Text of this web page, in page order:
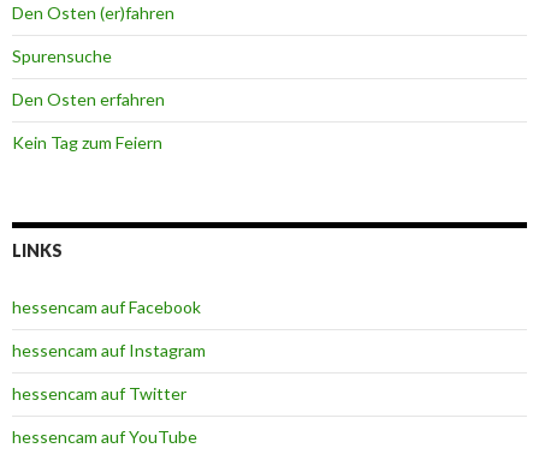
Den Osten (er)fahren
Spurensuche
Den Osten erfahren
Kein Tag zum Feiern
LINKS
hessencam auf Facebook
hessencam auf Instagram
hessencam auf Twitter
hessencam auf YouTube